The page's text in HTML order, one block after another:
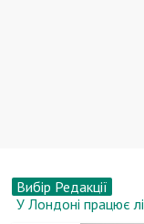
Вибір Редакції
У Росії зростуть